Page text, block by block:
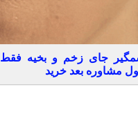
مشاوره بعد خرید